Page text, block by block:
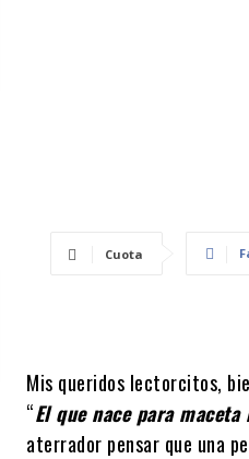
Cuota
Mis queridos lectorcitos,
“El que nace para
aterrador pensar que una